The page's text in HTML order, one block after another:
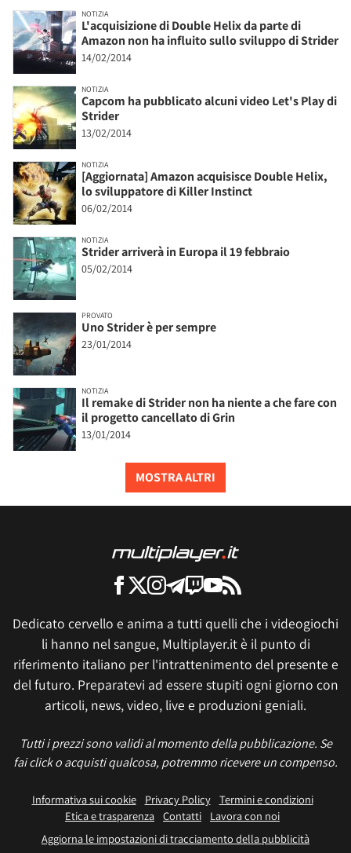
NOTIZIA
L'acquisizione di Double Helix da parte di
Amazon non ha influito sullo sviluppo di Strider
14/02/2014
NOTIZIA
Capcom ha pubblicato alcuni video Let's Play di
Strider
13/02/2014
NOTIZIA
[Aggiornata] Amazon acquisisce Double Helix,
lo sviluppatore di Killer Instinct
06/02/2014
NOTIZIA
Strider arriverà in Europa il 19 febbraio
05/02/2014
PROVATO
Uno Strider è per sempre
23/01/2014
NOTIZIA
Il remake di Strider non ha niente a che fare con
il progetto cancellato di Grin
13/01/2014
MOSTRA ALTRI
Dedicato cervello e anima a tutti quelli che i videogiochi
li hanno nel sangue, Multiplayer.it è il punto di
riferimento italiano per l'intrattenimento del presente e
del futuro. Preparatevi ad essere stupiti ogni giorno con
articoli, news, video, live e produzioni geniali.
Tutti i prezzi sono validi al momento della pubblicazione. Se
fai click o acquisti qualcosa, potremmo ricevere un compenso.
Informativa sui cookie Privacy Policy
Termini e condizioni
Etica e trasparenza Contatti
Lavora con noi
Aggiorna le impostazioni di tracciamento della pubblicità